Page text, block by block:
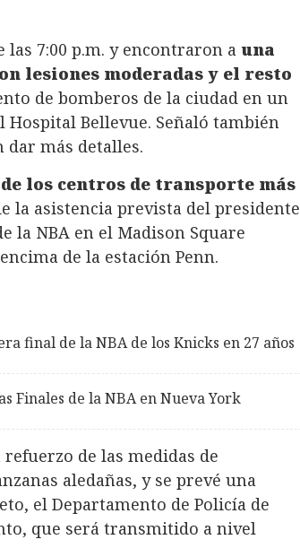
7:00 p.m. y encontraron a una
lesiones moderadas y el resto
de bomberos de la ciudad en un
Hospital Bellevue. Señaló también
dar más detalles.
los centros de transporte más
la asistencia prevista del presidente
la NBA en el Madison Square
de la estación Penn.
final de la NBA de los Knicks en 27 años
Finales de la NBA en Nueva York
de las medidas de
aledañas, y se prevé una
el Departamento de Policía de
que será transmitido a nivel